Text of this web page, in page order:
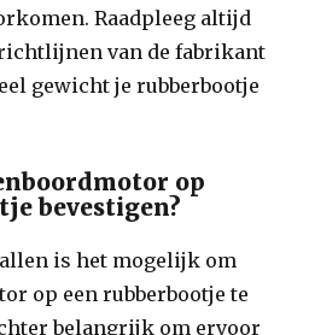
Raadpleeg altijd
van de fabrikant
gewicht je rubberbootje
op
bevestigen?
is het mogelijk om
op een rubberbootje te
belangrijk om ervoor